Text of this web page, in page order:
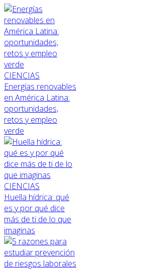
CIENCIAS
Energías renovables
en América Latina:
oportunidades,
retos y empleo
verde
CIENCIAS
Huella hídrica: qué
es y por qué dice
más de ti de lo que
imaginas